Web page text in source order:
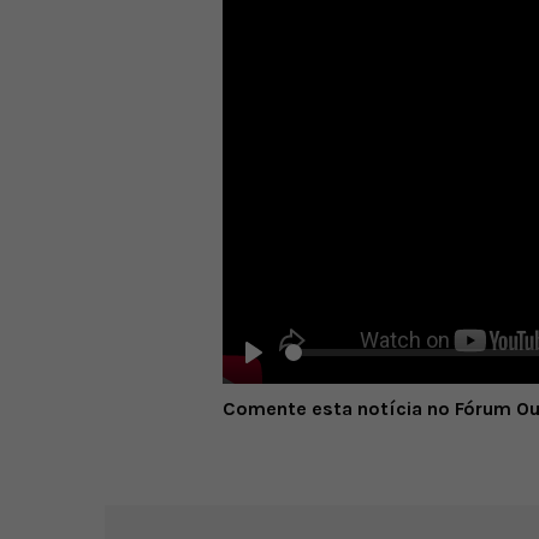
Play
Comente esta notícia no Fórum